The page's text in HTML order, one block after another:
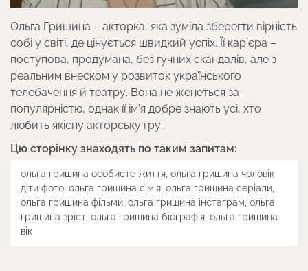
Ольга Гришина – акторка, яка зуміла зберегти вірність
собі у світі, де цінується швидкий успіх. Її кар’єра –
поступова, продумана, без гучних скандалів, але з
реальним внеском у розвиток українського
телебачення й театру. Вона не женеться за
популярністю, однак її ім’я добре знають усі, хто
любить якісну акторську гру.
Цю сторінку знаходять по таким запитам:
ольга гришина особисте життя, ольга гришина чоловік
діти фото, ольга гришина сім'я, ольга гришина серіали,
ольга гришина фільми, ольга гришина інстаграм, ольга
гришина зріст, ольга гришина біографія, ольга гришина
вік